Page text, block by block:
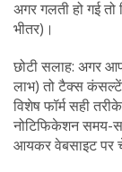
अगर गलती हो गई
भीतर)।
छोटी सलाह: अगर
लाभ) तो टैक्स
विशेष फॉर्म सही
नोटिफिकेशन समय-
आयकर वेबसाइट पर